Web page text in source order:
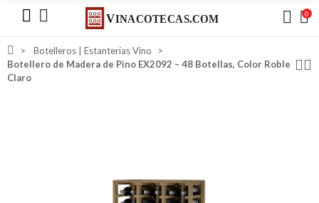
0
Botelleros | Estanterías Vino
Botellero de Madera de Pino EX2092 – 48 Botellas, Color Roble
Claro